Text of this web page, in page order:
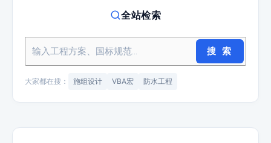
全站检索
搜 索
大家都在搜： 施组设计 VBA宏 防水工程